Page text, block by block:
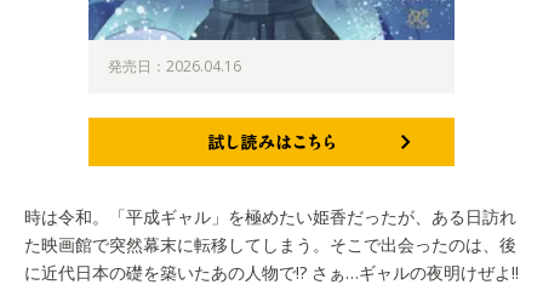
発売日：2026.04.16
時は令和。「平成ギャル」を極めたい姫香だったが、ある日訪れ
た映画館で突然幕末に転移してしまう。そこで出会ったのは、後
に近代日本の礎を築いたあの人物で!? さぁ…ギャルの夜明けぜよ!!